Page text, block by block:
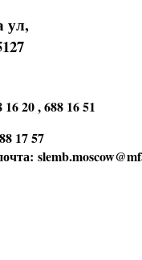
ул,
20 , 688 16 51
17 57